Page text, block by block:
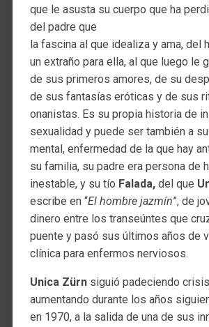
que le asusta su cuerpo que ha
del padre que
la fascina al que idealiza y ama, del
un extraño para ella, al que luego le
de sus primeros amores, de su
de sus fantasías eróticas y de sus
onanistas. Es su propia historia de
sexualidad y puede ser también a
mental, enfermedad de la que hay
su familia, su padre era persona de
inestable, y su tío Falada,del que
escribe en “El hombre jazmín”, de
dinero entre los transeúntes que
puente y pasó sus últimos años de
clínica para enfermos nerviosos.
Unica Zürnsiguió padeciendo
aumentando durante los años
en 1970, a la salida de una de sus